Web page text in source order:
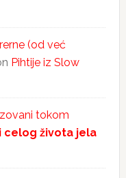
(od već
Pihtije iz Slow
tokom
celog života jela